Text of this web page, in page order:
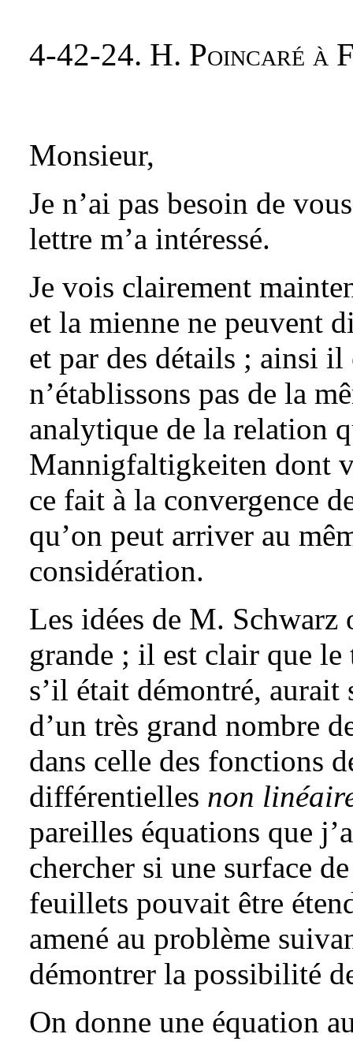
4-42-24. H. Poincaré à
Monsieur,
Je n’ai pas besoin de
lettre m’a intéressé.
Je vois clairement
et la mienne ne peuvent
et par des détails ; ainsi
n’établissons pas de la
analytique de la relation
Mannigfaltigkeiten dont
ce fait à la convergence
qu’on peut arriver au
considération.
Les idées de M.
grande ; il est clair que le
s’il était démontré,
d’un très grand nombre
dans celle des fonctions
différentielles non
pareilles équations que
chercher si une surface
feuillets pouvait être
amené au problème
démontrer la possibilité
On donne une équation